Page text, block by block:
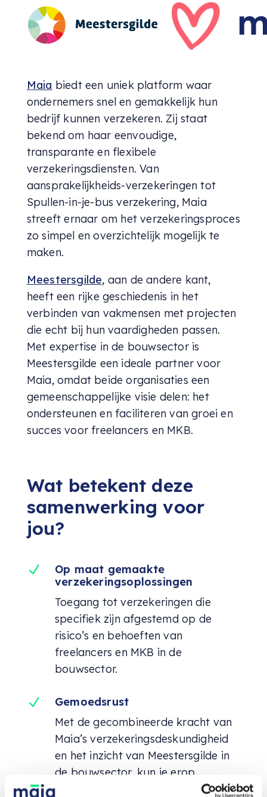
Maia biedt een uniek platform waar
ondernemers snel en gemakkelijk hun
bedrijf kunnen verzekeren. Zij staat
bekend om haar eenvoudige,
transparante en flexibele
verzekeringsdiensten. Van
aansprakelijkheids-verzekeringen tot
Spullen-in-je-bus verzekering, Maia
streeft ernaar om het verzekeringsproces
zo simpel en overzichtelijk mogelijk te
maken.
Meestersgilde, aan de andere kant,
heeft een rijke geschiedenis in het
verbinden van vakmensen met projecten
die echt bij hun vaardigheden passen.
Met expertise in de bouwsector is
Meestersgilde een ideale partner voor
Maia, omdat beide organisaties een
gemeenschappelijke visie delen: het
ondersteunen en faciliteren van groei en
succes voor freelancers en MKB.
Wat betekent deze
samenwerking voor
jou?
N
Op maat gemaakte
verzekeringsoplossingen
Toegang tot verzekeringen die
specifiek zijn afgestemd op de
risico’s en behoeften van
freelancers en MKB in de
bouwsector.
N
Gemoedsrust
Met de gecombineerde kracht van
Maia’s verzekeringsdeskundigheid
en het inzicht van Meestersgilde in
de bouwsector, kun je erop
vertrouwen dat je bedrijf goed